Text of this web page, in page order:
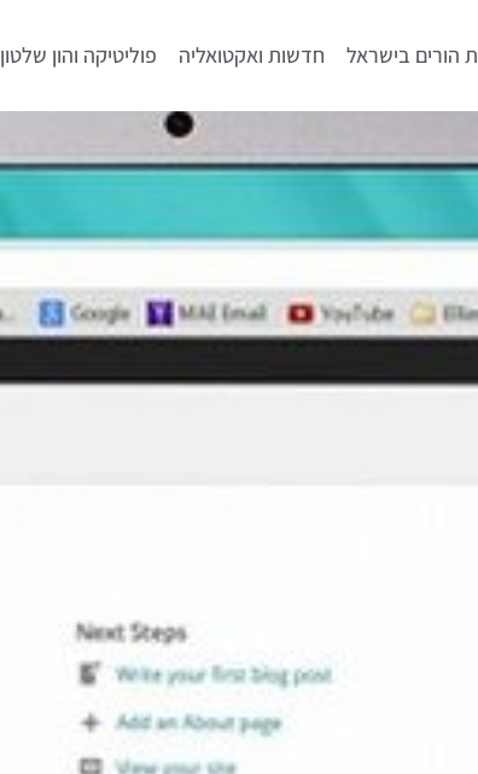
הורים בישראל חדשות ואקטואליה פוליטיקה והון שלטון